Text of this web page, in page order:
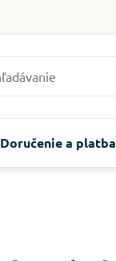
Doručenie a platba